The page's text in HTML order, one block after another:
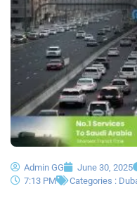
Admin GG June 30, 2025
7:13 PM
Categories :